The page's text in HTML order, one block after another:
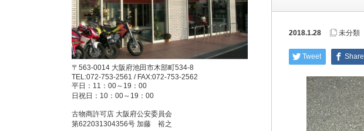
2018.1.28 未分類
Tweet Share
〒563-0014 大阪府池田市木部町534-8
TEL:072-753-2561 / FAX:072-753-2562
平日：11：00～19：00
日祝日：10：00～19：00
古物商許可店 大阪府公安委員会
第622031304356号 加藤 裕之